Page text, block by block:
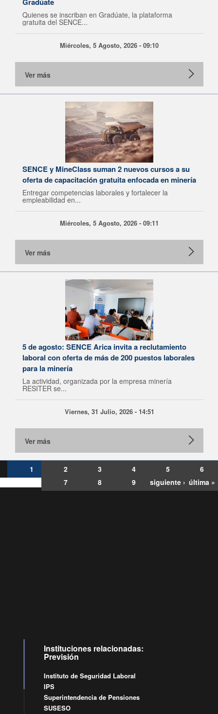
Quienes se inscriban en Gradúate, la plataforma
gratuita del SENCE...
Miércoles, 5 Agosto, 2026 - 09:10
Ver más
SENCE y MineClass suman 2 nuevos cursos a su
oferta de capacitación gratuita enfocada en minería
Entregar competencias laborales y fortalecer la
empleabilidad en...
Miércoles, 5 Agosto, 2026 - 09:11
Ver más
5 de agosto: SENCE Arica invita a reclutamiento
laboral con oferta de más de 200 puestos laborales
para la minería
La actividad, organizada por la empresa minería
RESITER se...
Viernes, 31 Julio, 2026 - 14:51
Ver más
1 2 3 4 5
6
7
8 9 siguiente › última »
Instituciones relacionadas:
Previsión
Instituto de Seguridad Laboral
IPS
Superintendencia de Pensiones
SUSESO